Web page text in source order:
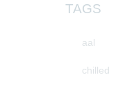
TAGS
aal
chilled